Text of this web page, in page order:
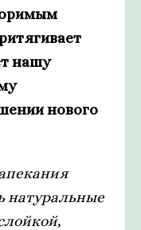
нашу
нового
натуральные